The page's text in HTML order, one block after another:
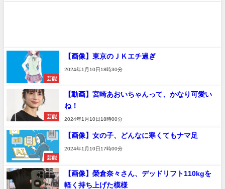
芸能
【画像】東京のＪＫエチ過ぎ
2024年1月10日18時30分
芸能
【動画】宮崎あおいちゃんって、かなり可愛い
ね！
2024年1月10日18時00分
芸能
【画像】女の子、どんなに寒くてもナマ足
2024年1月10日17時00分
【画像】榮倉奈々さん、デッドリフト110kgを
軽く持ち上げた模様